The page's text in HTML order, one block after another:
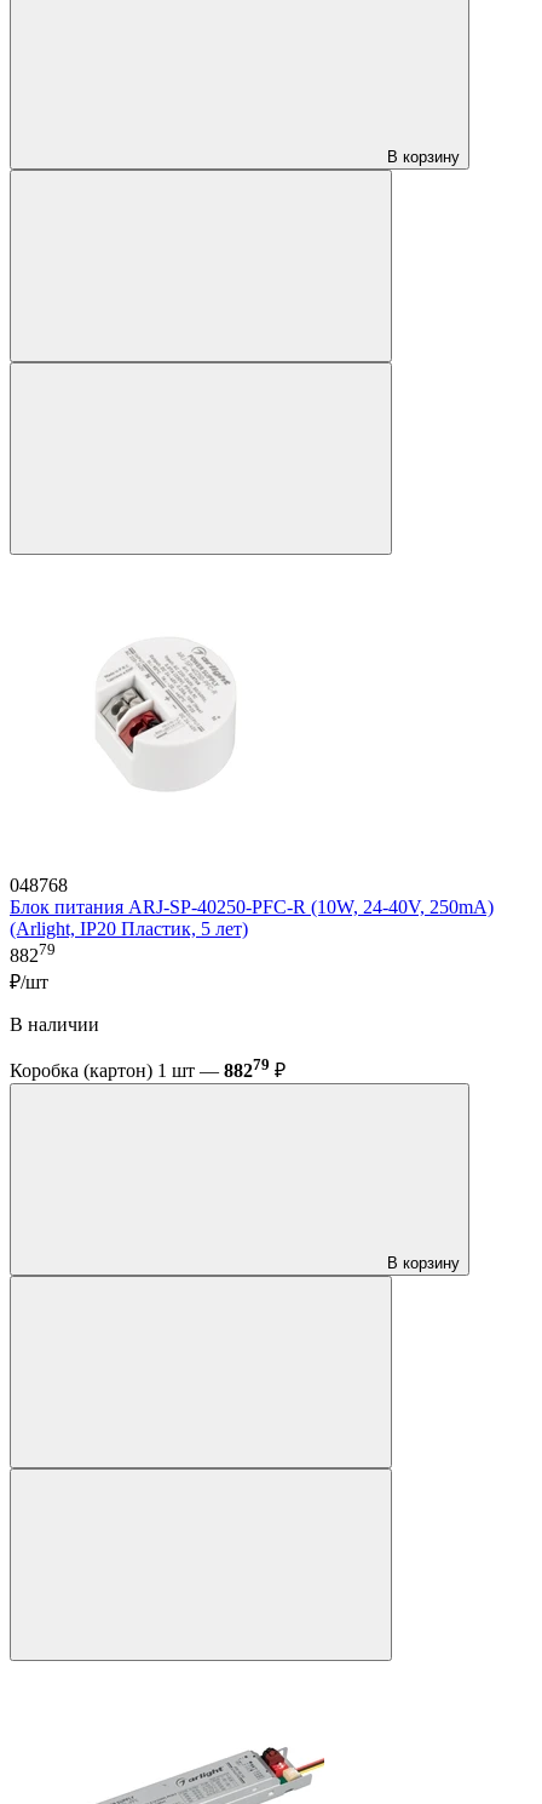
В корзину
048768
Блок питания ARJ-SP-40250-PFC-R (10W, 24-40V, 250mA)
(Arlight, IP20 Пластик, 5 лет)
88279
₽/шт
В наличии
Коробка (картон) 1 шт — 88279 ₽
В корзину